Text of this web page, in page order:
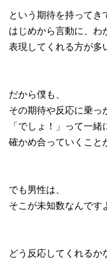
という期待を持ってき
はじめから言動に、わ
表現してくれる方が多
だから僕も、
その期待や反応に乗っ
「でしょ！」って一緒
確かめ合っていくこと
でも男性は、
そこが未知数なんです
どう反応してくれるか